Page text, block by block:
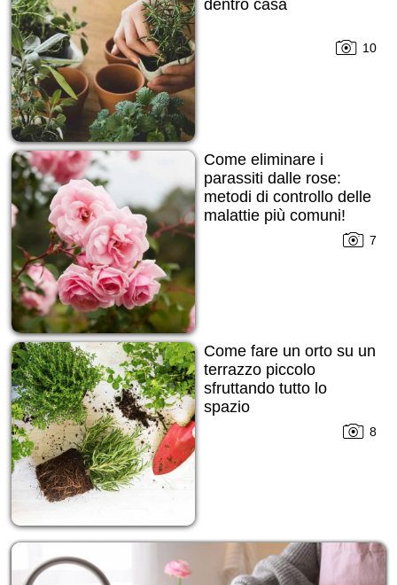
dentro casa
10
Come eliminare i
parassiti dalle rose:
metodi di controllo delle
malattie più comuni!
7
Come fare un orto su un
terrazzo piccolo
sfruttando tutto lo
spazio
8